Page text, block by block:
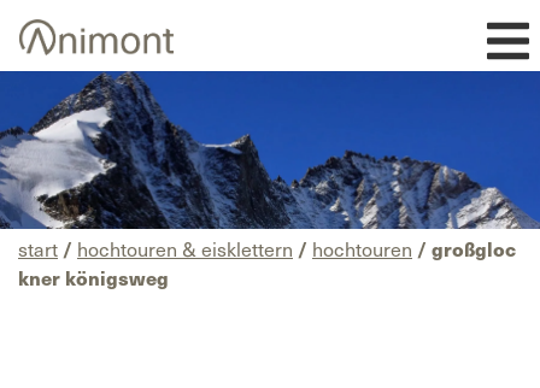
Skip
content
start / hochtouren & eisklettern / hochtouren / großgloc
kner königsweg